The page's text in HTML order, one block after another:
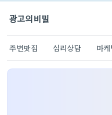
광고의비밀
주변맛집 심리상담 마케